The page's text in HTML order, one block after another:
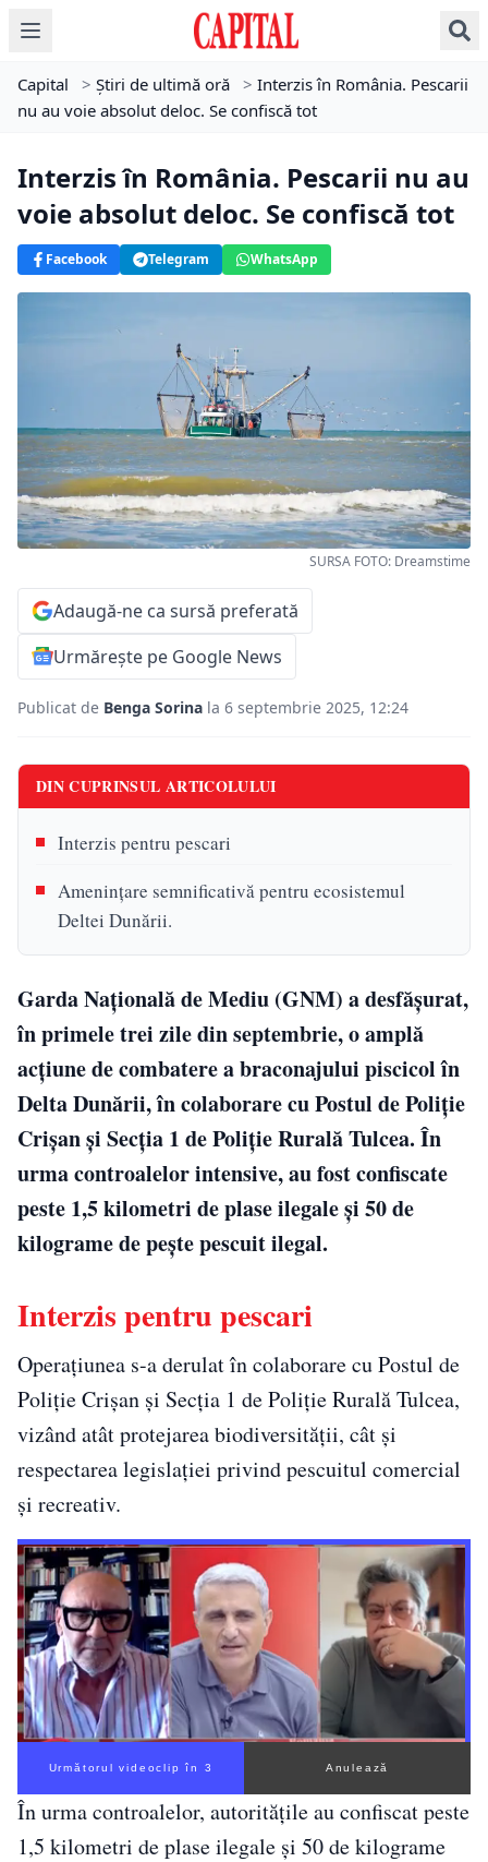
Capital > Știri de ultimă oră > Interzis în România. Pescarii
nu au voie absolut deloc. Se confiscă tot
Interzis în România. Pescarii nu au
voie absolut deloc. Se confiscă tot
Facebook Telegram WhatsApp
SURSA FOTO: Dreamstime
Adaugă-ne ca sursă preferată
Urmărește pe Google News
Publicat de Benga Sorina la 6 septembrie 2025, 12:24
DIN CUPRINSUL ARTICOLULUI
Interzis pentru pescari
Amenințare semnificativă pentru ecosistemul
Deltei Dunării.
Garda Națională de Mediu (GNM) a desfășurat,
în primele trei zile din septembrie, o amplă
acțiune de combatere a braconajului piscicol în
Delta Dunării, în colaborare cu Postul de Poliție
Crișan și Secția 1 de Poliție Rurală Tulcea. În
urma controalelor intensive, au fost confiscate
peste 1,5 kilometri de plase ilegale și 50 de
kilograme de pește pescuit ilegal.
Interzis pentru pescari
Operațiunea s-a derulat în colaborare cu Postul de
Poliție Crișan și Secția 1 de Poliție Rurală Tulcea,
vizând atât protejarea biodiversității, cât și
respectarea legislației privind pescuitul comercial
și recreativ.
Următorul videoclip în 2 Anulează
În urma controalelor, autoritățile au confiscat peste
1,5 kilometri de plase ilegale și 50 de kilograme